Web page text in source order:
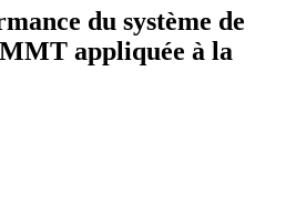
du système de
appliquée à la